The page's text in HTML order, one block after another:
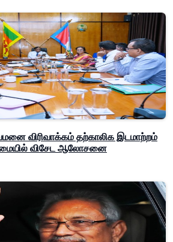
விரிவாக்கம் தற்காலிக இடமாற்றம்
விசேட ஆலோசனை